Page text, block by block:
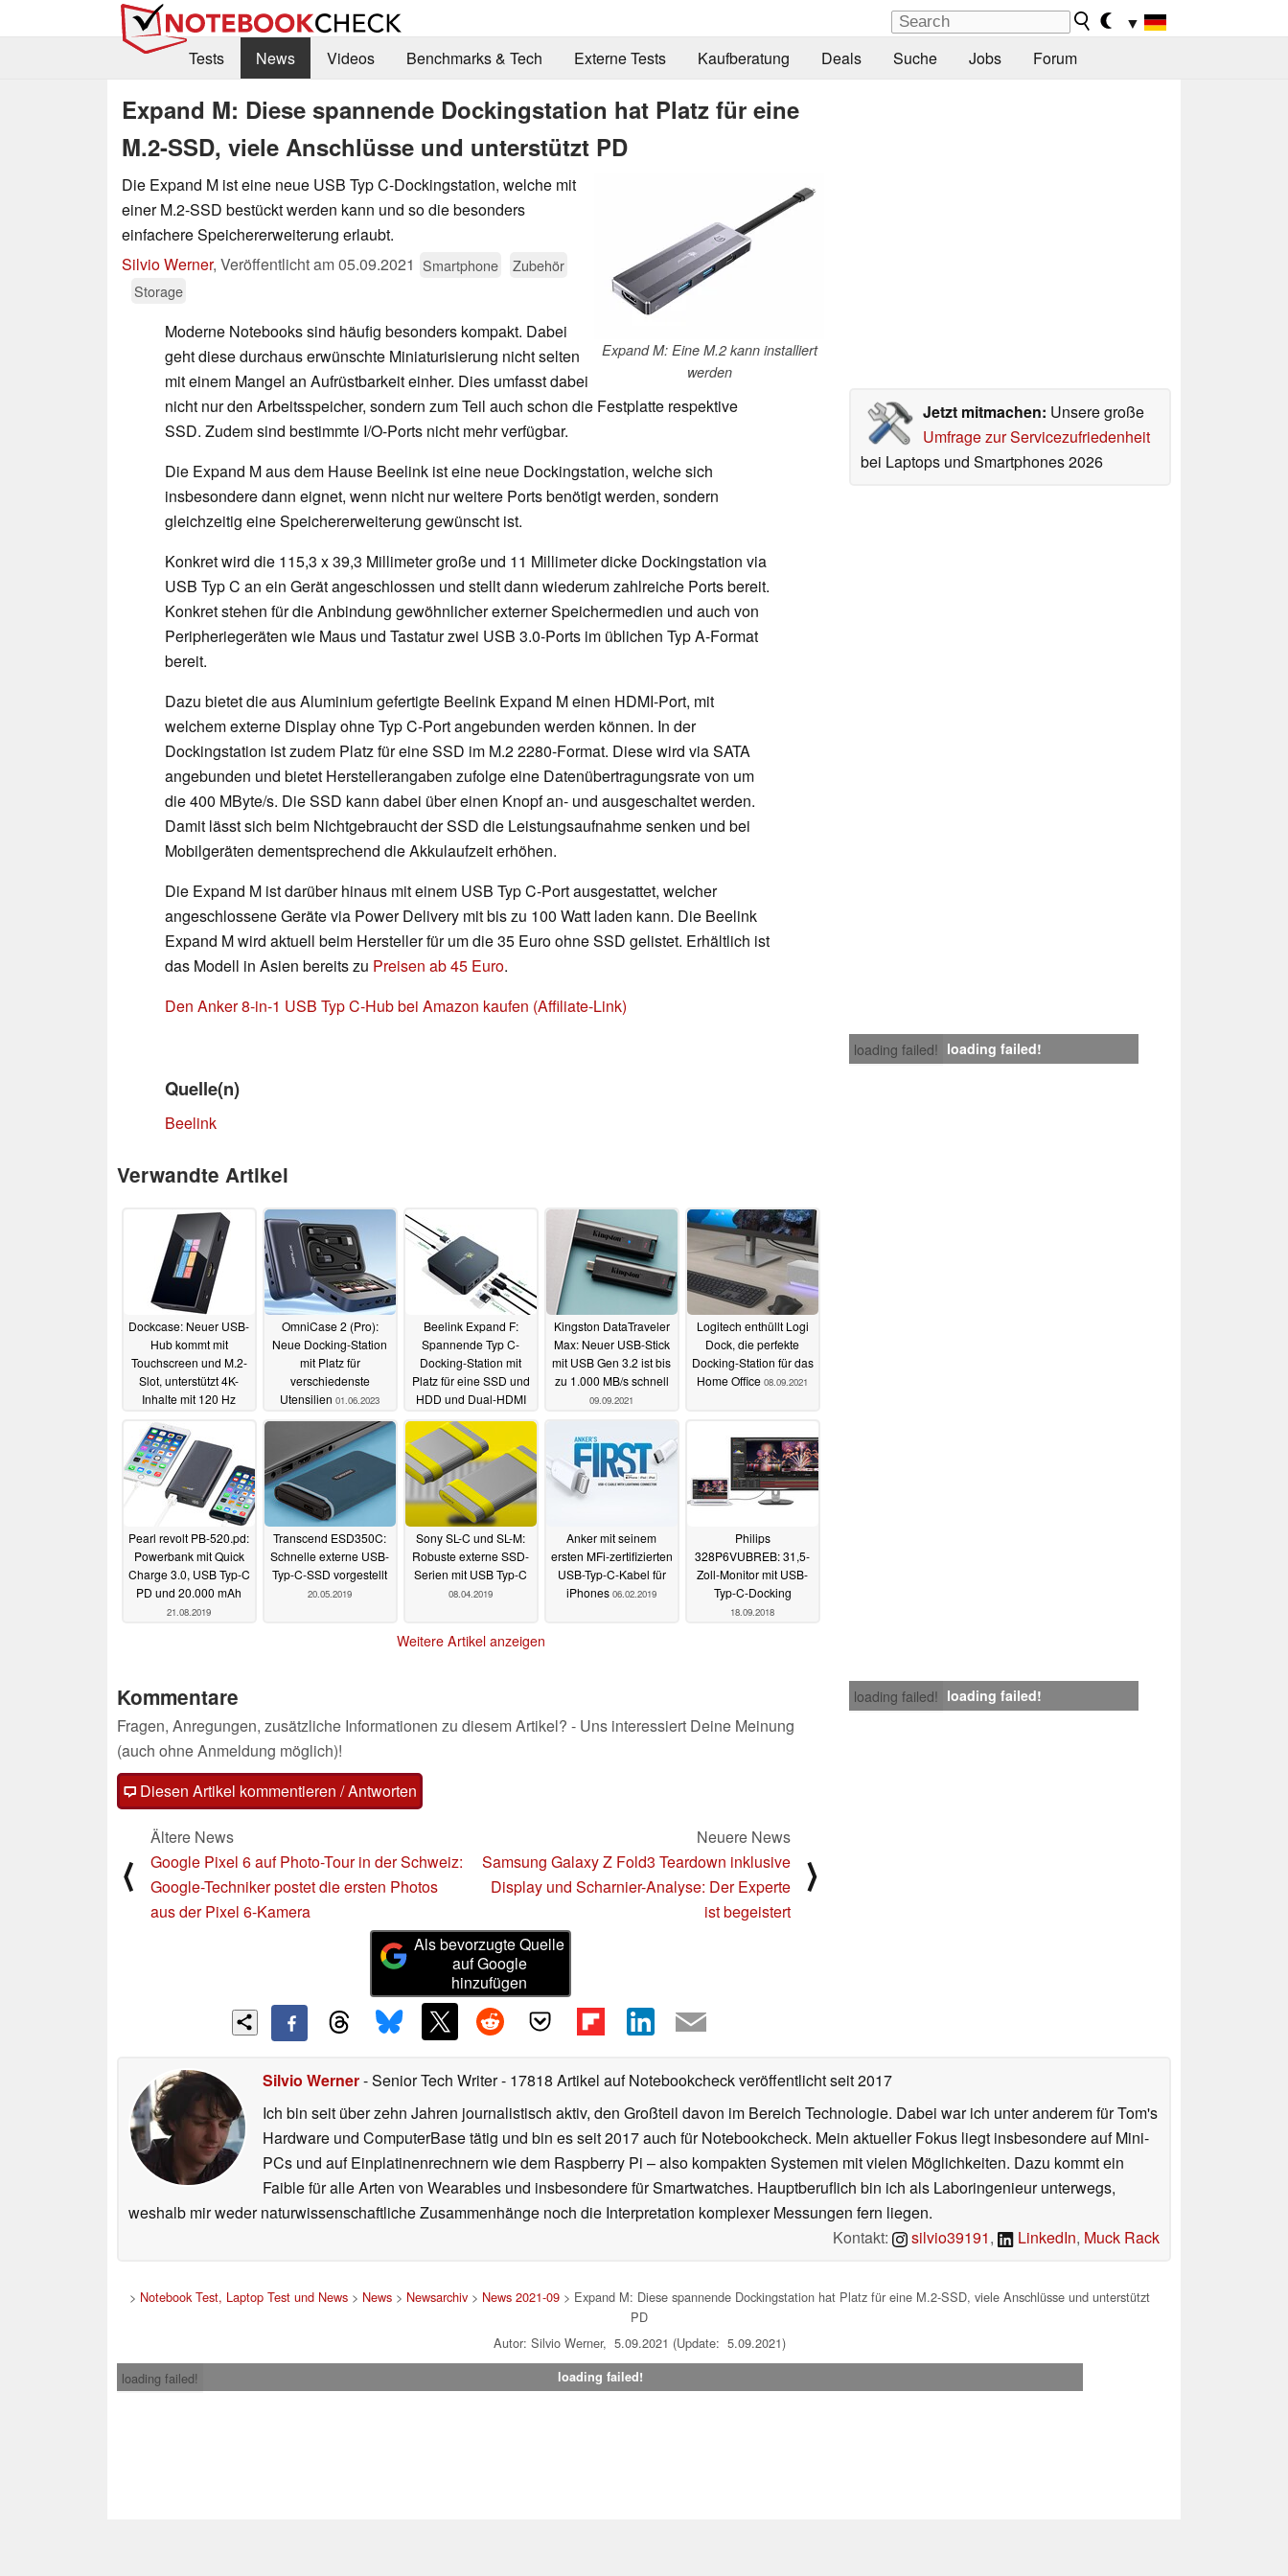
▼
Tests
News Videos Benchmarks & Tech Externe Tests Kaufberatung Deals Suche Jobs Forum
Expand M: Diese spannende Dockingstation hat Platz für eine
M.2-SSD, viele Anschlüsse und unterstützt PD
Expand M: Eine M.2 kann installiert
werden
Die Expand M ist eine neue USB Typ C-Dockingstation, welche mit
einer M.2-SSD bestückt werden kann und so die besonders
einfachere Speichererweiterung erlaubt.
Silvio Werner, Veröffentlicht am05.09.2021 Smartphone
Zubehör
Storage
Jetzt mitmachen: Unsere große
Umfrage zur Servicezufriedenheit
bei Laptops und Smartphones 2026
Moderne Notebooks sind häufig besonders kompakt. Dabei
geht diese durchaus erwünschte Miniaturisierung nicht selten
mit einem Mangel an Aufrüstbarkeit einher. Dies umfasst dabei
nicht nur den Arbeitsspeicher, sondern zum Teil auch schon die Festplatte respektive
SSD. Zudem sind bestimmte I/O-Ports nicht mehr verfügbar.
Die Expand M aus dem Hause Beelink ist eine neue Dockingstation, welche sich
insbesondere dann eignet, wenn nicht nur weitere Ports benötigt werden, sondern
gleichzeitig eine Speichererweiterung gewünscht ist.
Konkret wird die 115,3 x 39,3 Millimeter große und 11 Millimeter dicke Dockingstation via
USB Typ C an ein Gerät angeschlossen und stellt dann wiederum zahlreiche Ports bereit.
Konkret stehen für die Anbindung gewöhnlicher externer Speichermedien und auch von
Peripheriegeräten wie Maus und Tastatur zwei USB 3.0-Ports im üblichen Typ A-Format
bereit.
Dazu bietet die aus Aluminium gefertigte Beelink Expand M einen HDMI-Port, mit
welchem externe Display ohne Typ C-Port angebunden werden können. In der
Dockingstation ist zudem Platz für eine SSD im M.2 2280-Format. Diese wird via SATA
angebunden und bietet Herstellerangaben zufolge eine Datenübertragungsrate von um
die 400 MByte/s. Die SSD kann dabei über einen Knopf an- und ausgeschaltet werden.
Damit lässt sich beim Nichtgebraucht der SSD die Leistungsaufnahme senken und bei
Mobilgeräten dementsprechend die Akkulaufzeit erhöhen.
Die Expand M ist darüber hinaus mit einem USB Typ C-Port ausgestattet, welcher
angeschlossene Geräte via Power Delivery mit bis zu 100 Watt laden kann. Die Beelink
Expand M wird aktuell beim Hersteller für um die 35 Euro ohne SSD gelistet. Erhältlich ist
das Modell in Asien bereits zu Preisen ab 45 Euro.
Den Anker 8-in-1 USB Typ C-Hub bei Amazon kaufen (Affiliate-Link)
loading failed! loading failed!
Quelle(n)
Beelink
Verwandte Artikel
Dockcase: Neuer USB-
Hub kommt mit
Touchscreen und M.2-
Slot, unterstützt 4K-
Inhalte mit 120 Hz
OmniCase 2 (Pro):
Neue Docking-Station
mit Platz für
verschiedenste
Utensilien 01.06.2023
Beelink Expand F:
Spannende Typ C-
Docking-Station mit
Platz für eine SSD und
HDD und Dual-HDMI
02.01.2022
Kingston DataTraveler
Max: Neuer USB-Stick
mit USB Gen 3.2 ist bis
zu 1.000 MB/s schnell
09.09.2021
Logitech enthüllt Logi
Dock, die perfekte
Docking-Station für das
Home Office 08.09.2021
Pearl revolt PB-520.pd:
Powerbank mit Quick
Charge 3.0, USB Typ-C
PD und 20.000 mAh
21.08.2019
Transcend ESD350C:
Schnelle externe USB-
Typ-C-SSD vorgestellt
20.05.2019
Sony SL-C und SL-M:
Robuste externe SSD-
Serien mit USB Typ-C
08.04.2019
Anker mit seinem
ersten MFi-zertifizierten
USB-Typ-C-Kabel für
iPhones 06.02.2019
Philips
328P6VUBREB: 31,5-
Zoll-Monitor mit USB-
Typ-C-Docking
18.09.2018
Weitere Artikel anzeigen
loading failed! loading failed!
Kommentare
Fragen, Anregungen, zusätzliche Informationen zu diesem Artikel? - Uns interessiert Deine Meinung
(auch ohne Anmeldung möglich)!
Diesen Artikel kommentieren / Antworten
⟨
Ältere News
Google Pixel 6 auf Photo-Tour in der Schweiz:
Google-Techniker postet die ersten Photos
aus der Pixel 6-Kamera
Neuere News
Samsung Galaxy Z Fold3 Teardown inklusive
Display und Scharnier-Analyse: Der Experte
ist begeistert
⟩
Als bevorzugte Quelle
auf Google
hinzufügen
Silvio Werner- Senior Tech Writer- 17818 Artikel auf Notebookcheck veröffentlichtseit 2017
Ich bin seit über zehn Jahren journalistisch aktiv, den Großteil davon im Bereich Technologie. Dabei war ich unter anderem für Tom's
Hardware und ComputerBase tätig und bin es seit 2017 auch für Notebookcheck. Mein aktueller Fokus liegt insbesondere auf Mini-
PCs und auf Einplatinenrechnern wie dem Raspberry Pi – also kompakten Systemen mit vielen Möglichkeiten. Dazu kommt ein
Faible für alle Arten von Wearables und insbesondere für Smartwatches. Hauptberuflich bin ich als Laboringenieur unterwegs,
weshalb mir weder naturwissenschaftliche Zusammenhänge noch die Interpretation komplexer Messungen fern liegen.
Kontakt:
silvio39191, LinkedIn, Muck Rack
> Notebook Test, Laptop Test und News> News> Newsarchiv> News 2021-09> Expand M: Diese spannende Dockingstation hat Platz für eine M.2-SSD, viele Anschlüsse und unterstützt
PD
Autor: Silvio Werner, 5.09.2021 (Update: 5.09.2021)
loading failed!
loading failed!